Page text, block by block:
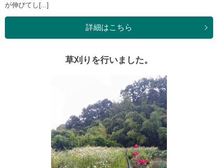
が伸びてし[...]
詳細はこちら
草刈りを行いました。